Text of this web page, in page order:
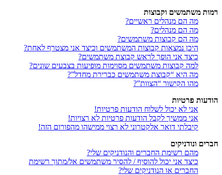
רמות משתמשים וקבוצות
מה הם מנהלים ראשיים?
מה הם מנהלים?
מה הם קבוצות משתמשים?
היכן נמצאות קבוצות המשתמשים וכיצד אני מצטרף לאחת?
כיצד אני הופך לראש קבוצת משתמשים?
למה קבוצות משתמשים מסוימות מופיעות בצבעים שונים?
מה היא “קבוצת משתמשים כברירת מחדל”?
מהו הקישור “הצוות”?
הודעות פרטיות
אני לא יכול לשלוח הודעות פרטיות!
אני ממשיך לקבל הודעות פרטיות לא רצויות!
קיבלתי דואר אלקטרוני לא רצוי ממישהו מהפורום הזה!
חברים ונודניקים
מהם רשימת החברים והנודניקים שלי?
כיצד אני יכול להוסיף / להסיר משתמשים אל/מתוך רשימת
החברים או הנודניקים שלי?